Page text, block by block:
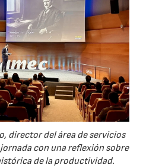
director del área de servicios
con una reflexión sobre
de la productividad.